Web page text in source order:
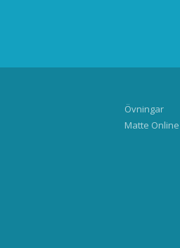
Övningar
Matte Online